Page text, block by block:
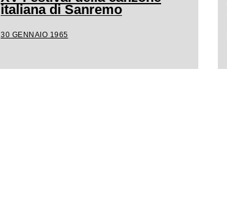
italiana di Sanremo
30 GENNAIO 1965